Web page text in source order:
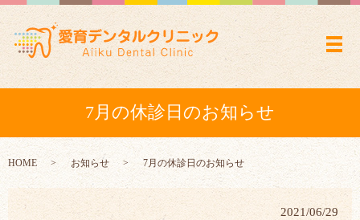
メ
7月の休診日のお知らせ
HOME お知らせ 7月の休診日のお知らせ
2021/06/29